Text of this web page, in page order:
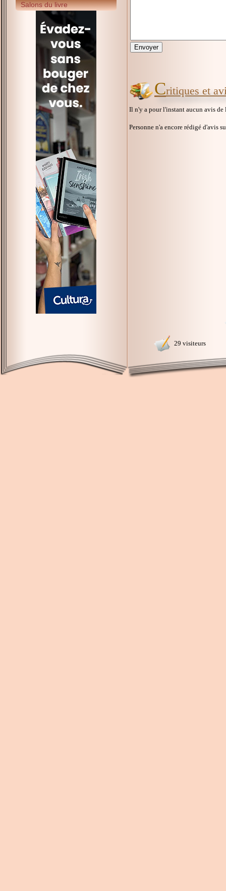
Salons du livre
Critiques et
Il n'y a pour l'instant aucun avis
Personne n'a encore rédigé d'avis
29 visiteurs